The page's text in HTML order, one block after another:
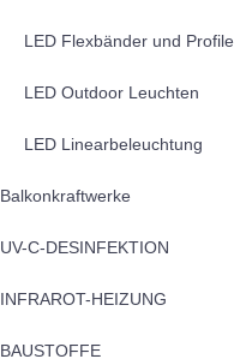
LED Flexbänder und Profile
LED Outdoor Leuchten
LED Linearbeleuchtung
Balkonkraftwerke
UV-C-DESINFEKTION
INFRAROT-HEIZUNG
BAUSTOFFE